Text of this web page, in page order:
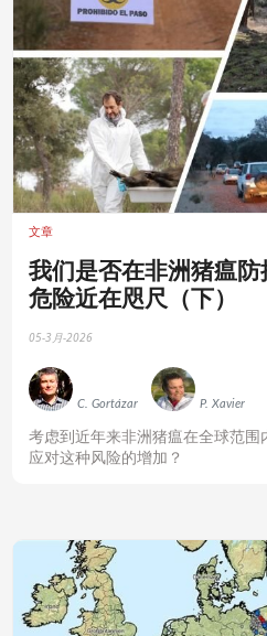
文章
我们是否在非洲猪瘟
危险近在咫尺（下）
05-3月-2026
C. Gortázar P. Xavier
考虑到近年来非洲猪瘟在全球范
应对这种风险的增加？